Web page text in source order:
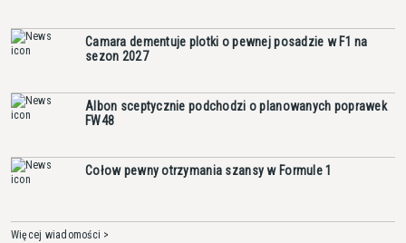
Camara dementuje plotki o pewnej posadzie w F1 na
sezon 2027
Albon sceptycznie podchodzi o planowanych poprawek
FW48
Cołow pewny otrzymania szansy w Formule 1
Więcej wiadomości >